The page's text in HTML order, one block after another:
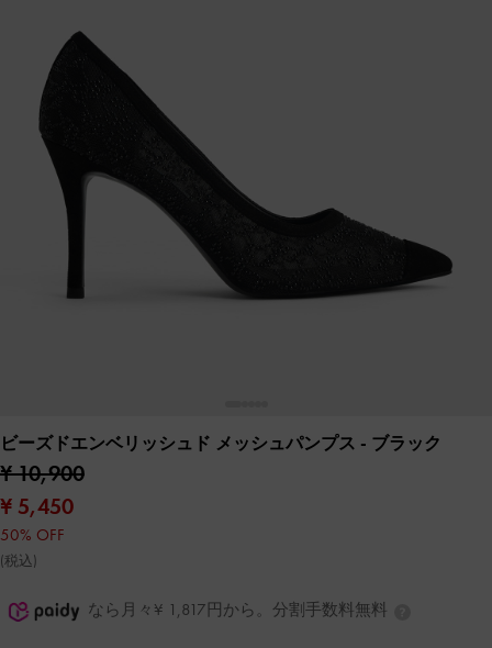
ビーズドエンベリッシュド メッシュパンプス - ブラック
¥ 10,900
¥ 5,450
50% OFF
(税込)
なら月々¥ 1,817円から。分割手数料無料